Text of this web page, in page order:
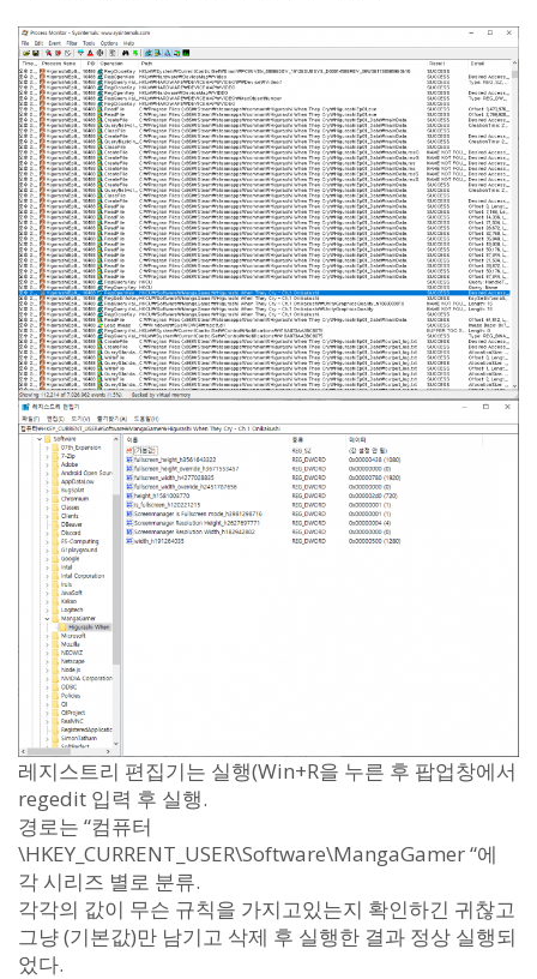
레지스트리 편집기는 실행(Win+R을 누른 후 팝업창에서
regedit 입력 후 실행.
경로는 “컴퓨터
\HKEY_CURRENT_USER\Software\MangaGamer “에
각 시리즈 별로 분류.
각각의 값이 무슨 규칙을 가지고있는지 확인하긴 귀찮고
그냥 (기본값)만 남기고 삭제 후 실행한 결과 정상 실행되
었다.